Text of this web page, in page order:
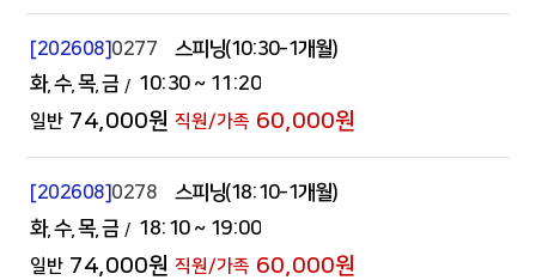
[202608]0277
스피닝(10:30-1개월)
화 수 목 금 10:30 ~ 11:20
74,000원 60,000원
[202608]0278
스피닝(18:10-1개월)
화 수 목 금 18:10 ~ 19:00
74,000원 60,000원